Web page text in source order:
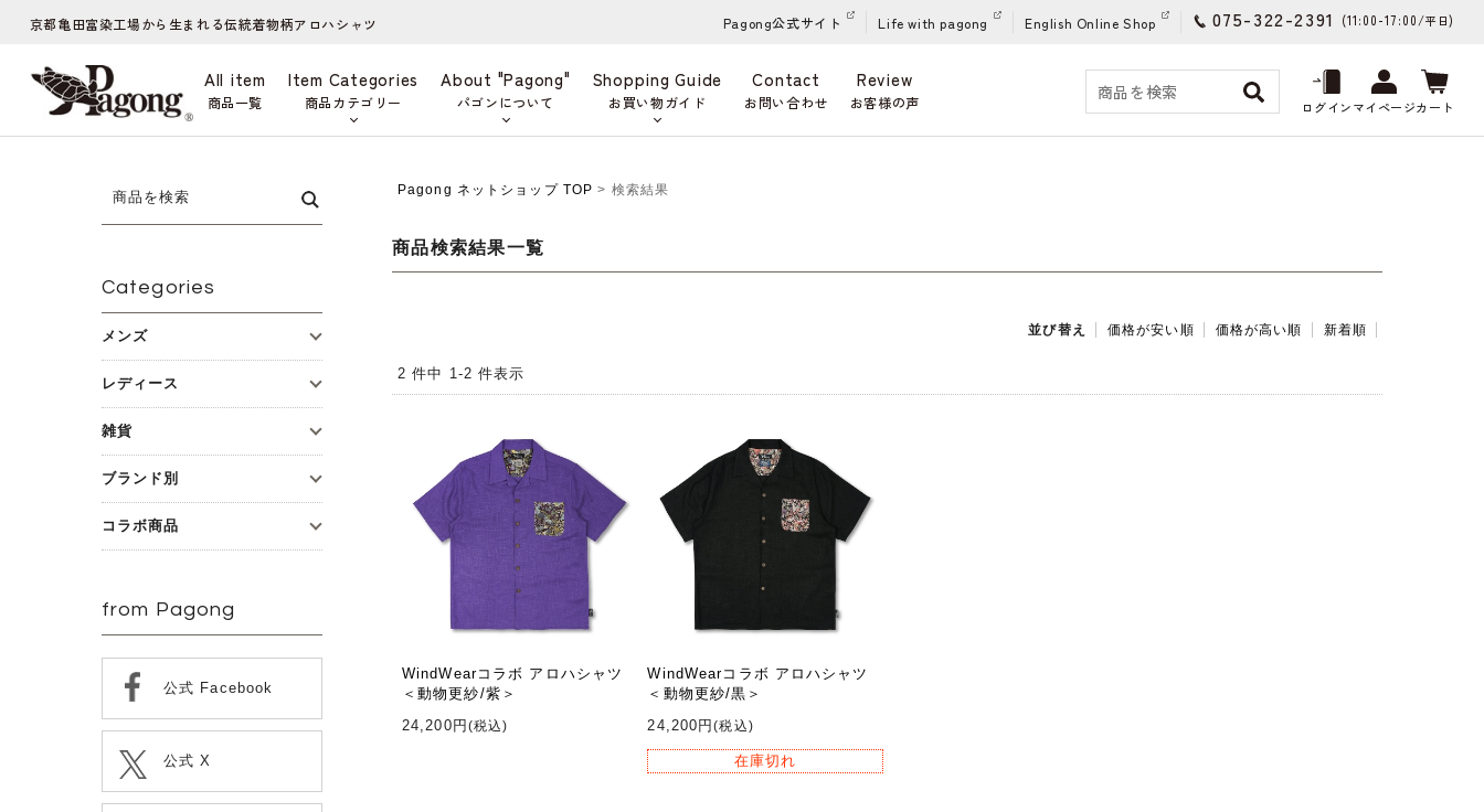
京都亀田富染工場から生まれる伝統着物柄アロハシャツ Pagong公式サイト Life with pagong English Online Shop 075-322-2391 (11:00-17:00/平日)
All item
商品一覧
Item Categories
商品カテゴリー
About "Pagong"
パゴンについて
Shopping Guide
お買い物ガイド
Contact
お問い合わせ
Review
お客様の声 ログインマイページカート
Categories
メンズ
レディース
雑貨
ブランド別
コラボ商品
from Pagong
公式 Facebook
公式 X
Pagong ネットショップ TOP > 検索結果
商品検索結果一覧
並び替え 価格が安い順 価格が高い順 新着順
2 件中 1-2 件表示
WindWearコラボ アロハシャツ
＜動物更紗/紫＞
24,200円 (税込)
WindWearコラボ アロハシャツ
＜動物更紗/黒＞
24,200円(税込)
在庫切れ